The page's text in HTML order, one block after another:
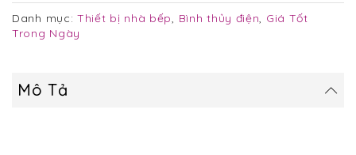
Danh mục: Thiết bị nhà bếp, Bình thủy điện, Giá Tốt
Trong Ngày
Mô Tả